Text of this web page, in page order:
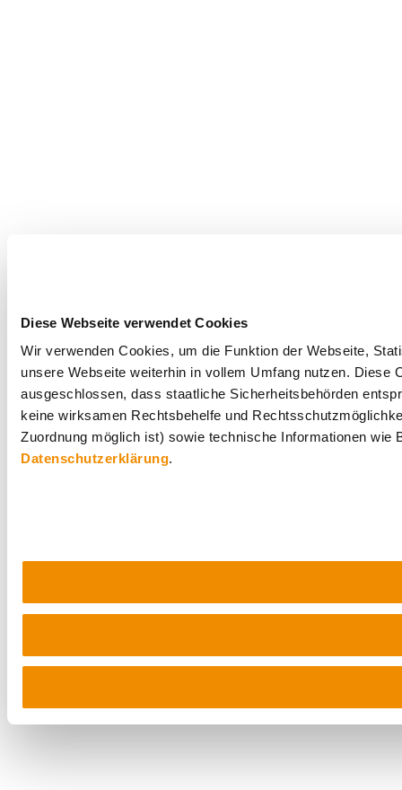
Diese Webseite verwendet Cookies
Wir verwenden Cookies, um die Funktion der Webseite,
unsere Webseite weiterhin in vollem Umfang nutzen.
ausgeschlossen, dass staatliche Sicherheitsbehörden
keine wirksamen Rechtsbehelfe und
Zuordnung möglich ist) sowie technische Informationen
Datenschutzerklärung.